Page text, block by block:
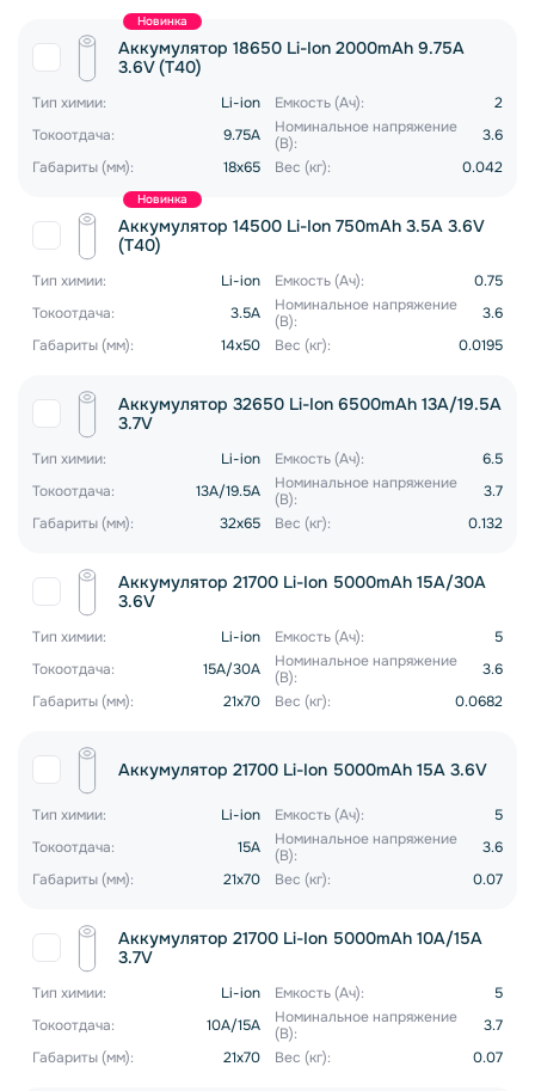
Новинка
Аккумулятор 18650 Li-Ion 2000mAh 9.75A
3.6V (T40)
Тип химии: Li-ion Емкость (Ач):
2
Токоотдача:
9.75A
Номинальное напряжение
(В):
3.6
Габариты (мм):
18x65 Вес (кг): 0.042
Новинка
Аккумулятор 14500 Li-Ion 750mAh 3.5A 3.6V
(T40)
Тип химии: Li-ion Емкость (Ач):
0.75
Токоотдача:
3.5A
Номинальное напряжение
(В):
3.6
Габариты (мм):
14x50 Вес (кг): 0.0195
Аккумулятор 32650 Li-Ion 6500mAh 13A/19.5A
3.7V
Тип химии: Li-ion Емкость (Ач):
6.5
Токоотдача:
13A/19.5A
Номинальное напряжение
(В):
3.7
Габариты (мм):
32х65 Вес (кг): 0.132
Аккумулятор 21700 Li-Ion 5000mAh 15A/30A
3.6V
Тип химии: Li-ion Емкость (Ач):
5
Токоотдача:
15A/30A
Номинальное напряжение
(В):
3.6
Габариты (мм):
21х70 Вес (кг): 0.0682
Аккумулятор 21700 Li-Ion 5000mAh 15A 3.6V
Тип химии: Li-ion Емкость (Ач):
5
Токоотдача:
15A
Номинальное напряжение
(В):
3.6
Габариты (мм):
21x70 Вес (кг): 0.07
Аккумулятор 21700 Li-Ion 5000mAh 10A/15A
3.7V
Тип химии: Li-ion Емкость (Ач):
5
Токоотдача:
10A/15A
Номинальное напряжение
(В):
3.7
Габариты (мм):
21х70 Вес (кг): 0.07